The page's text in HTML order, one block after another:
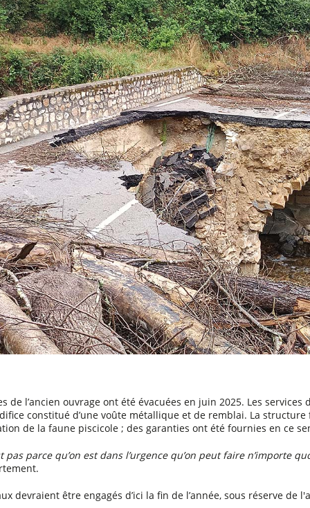
de l’ancien ouvrage ont été évacuées en juin 2025. Les
constitué d’une voûte métallique et de remblai. La
de la faune piscicole ; des garanties ont été fournies en ce
pas parce qu’on est dans l’urgence qu’on peut faire n’importe
devraient être engagés d’ici la fin de l’année, sous réserve de